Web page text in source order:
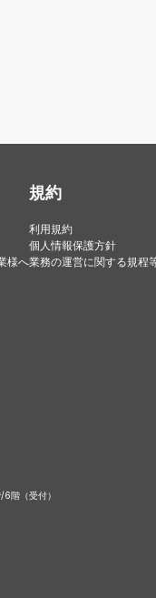
様へ
規約
利用規約
個人情報保護方針
業務の運営に関する規程
階（受付）